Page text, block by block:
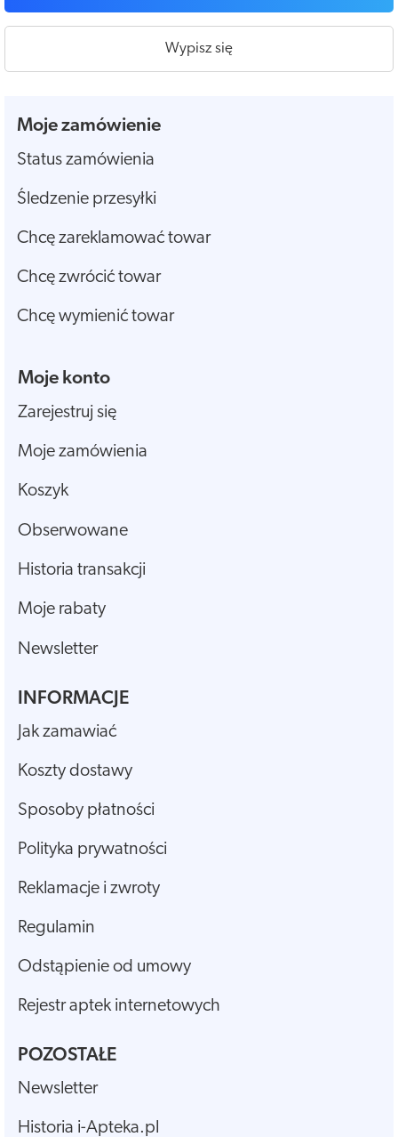
Wypisz się
Moje zamówienie
Status zamówienia
Śledzenie przesyłki
Chcę zareklamować towar
Chcę zwrócić towar
Chcę wymienić towar
Moje konto
Zarejestruj się
Moje zamówienia
Koszyk
Obserwowane
Historia transakcji
Moje rabaty
Newsletter
INFORMACJE
Jak zamawiać
Koszty dostawy
Sposoby płatności
Polityka prywatności
Reklamacje i zwroty
Regulamin
Odstąpienie od umowy
Rejestr aptek internetowych
POZOSTAŁE
Newsletter
Historia i-Apteka.pl